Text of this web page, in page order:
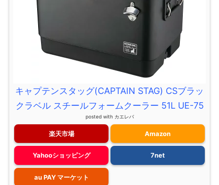
キャプテンスタッグ(CAPTAIN STAG) CSブラッ
クラベル スチールフォームクーラー 51L UE-75
posted with カエレバ
楽天市場 Amazon
Yahooショッピング 7net
au PAY マーケット